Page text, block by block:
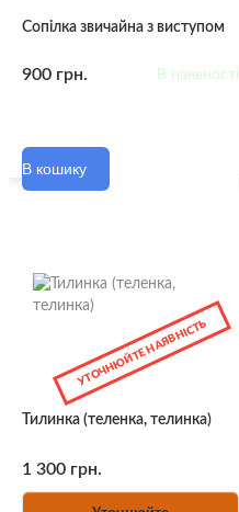
Сопілка звичайна з виступом
900 грн. В наявності
В кошику
УТОЧНЮЙТЕ НАЯВНІСТЬ
Тилинка (теленка, телинка)
1 300 грн.